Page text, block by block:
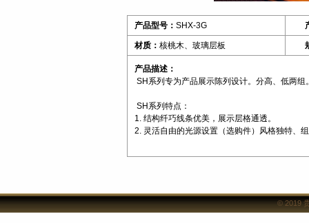
产品型号： SHX-3G 产
材质： 核桃木、玻璃层板
产品描述：
SH系列专为产品展示陈列设计。分高、低两
SH系列特点：
1. 结构纤巧线条优美，展示层格通透。
2. 灵活自由的光源设置
© 2019